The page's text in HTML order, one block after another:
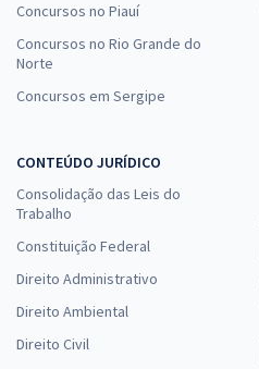
Concursos no Piauí
Concursos no Rio Grande do
Norte
Concursos em Sergipe
CONTEÚDO JURÍDICO
Consolidação das Leis do
Trabalho
Constituição Federal
Direito Administrativo
Direito Ambiental
Direito Civil